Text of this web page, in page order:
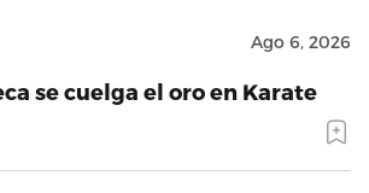
Ago 6, 2026
se cuelga el oro en Karate